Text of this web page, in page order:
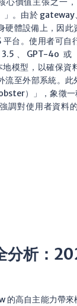
。由於 gateway
硬體設備上，因此
平台。使用者可自
、GPT-4o 或
模型，以確保資
流至外部系統。
）」，象徵一
調對使用者資料
分析：
的高自主能力帶來